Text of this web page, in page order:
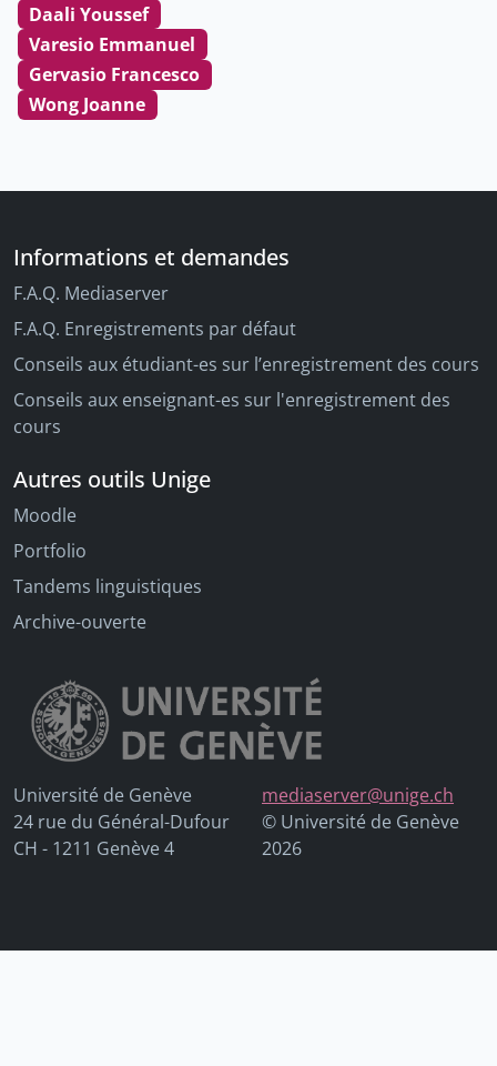
Daali Youssef
Varesio Emmanuel
Gervasio Francesco
Wong Joanne
Informations et demandes
F.A.Q. Mediaserver
F.A.Q. Enregistrements par défaut
Conseils aux étudiant-es sur l’enregistrement des cours
Conseils aux enseignant-es sur l'enregistrement des
cours
Autres outils Unige
Moodle
Portfolio
Tandems linguistiques
Archive-ouverte
Université de Genève
24 rue du Général-Dufour
CH - 1211 Genève 4
mediaserver@unige.ch
© Université de Genève
2026